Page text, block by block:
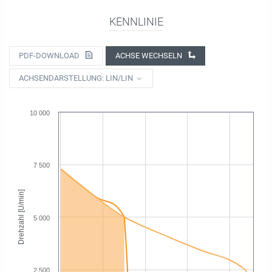
KENNLINIE
PDF-DOWNLOAD ACHSE WECHSELN
ACHSENDARSTELLUNG: LIN/LIN
Drehzahl [U/min]
2 500
5 000
7 500
10 000